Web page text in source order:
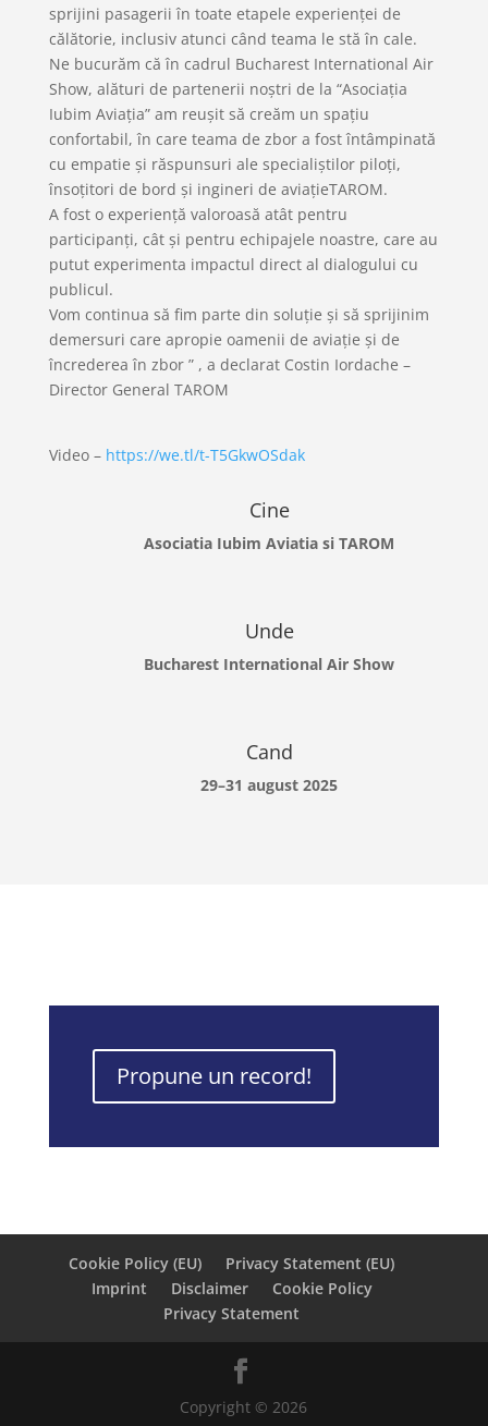
sprijini pasagerii în toate etapele experienței de
călătorie, inclusiv atunci când teama le stă în cale.
Ne bucurăm că în cadrul Bucharest International Air
Show, alături de partenerii noștri de la “Asociația
Iubim Aviația” am reușit să creăm un spațiu
confortabil, în care teama de zbor a fost întâmpinată
cu empatie și răspunsuri ale specialiștilor piloți,
însoțitori de bord și ingineri de aviațieTAROM.
A fost o experiență valoroasă atât pentru
participanți, cât și pentru echipajele noastre, care au
putut experimenta impactul direct al dialogului cu
publicul.
Vom continua să fim parte din soluție și să sprijinim
demersuri care apropie oamenii de aviație și de
încrederea în zbor ” , a declarat Costin Iordache –
Director General TAROM
Video – https://we.tl/t-T5GkwOSdak
Cine
Asociatia Iubim Aviatia si TAROM
Unde
Bucharest International Air Show
Cand
29–31 august 2025
Propune un record!
Cookie Policy (EU)
Privacy Statement (EU)
Imprint
Disclaimer
Cookie Policy
Privacy Statement
Copyright © 2026